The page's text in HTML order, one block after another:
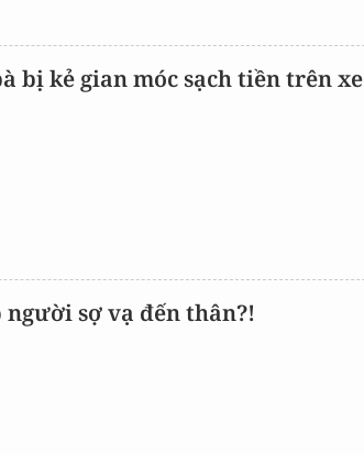
bị kẻ gian móc sạch tiền trên xe
sợ vạ đến thân?!